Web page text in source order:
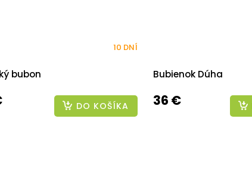
bubon
10 DNÍ
DO KOŠÍKA
Bubienok Dúha
36 €